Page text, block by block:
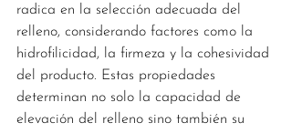
radica en la selección adecuada del
relleno, considerando factores como la
hidrofilicidad, la firmeza y la cohesividad
del producto. Estas propiedades
determinan no solo la capacidad de
elevación del relleno sino también su